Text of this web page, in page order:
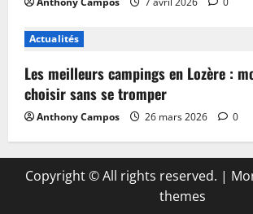
Actualités
Les meilleurs campings en Lozère :
choisir sans se tromper
Anthony Campos 26 mars 2026 0
Copyright © All rights reserved. |
themes